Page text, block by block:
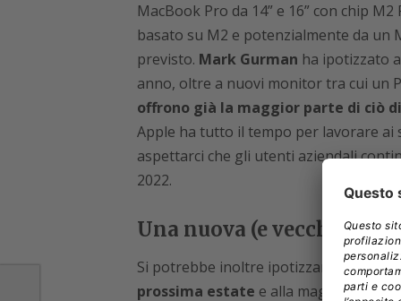
MacBook Pro da 14” e 16” con chip
basato su M2 e potenzialmente da
previsto. Mark Gurman ha ipotizzato
anno, oltre a nuovi monitor tra cui un
offrono già la maggior parte di ciò
Apple ha tutto il tempo per lavorare ai
aspettarci che gli utenti aziendali
2022.
Una nuova (e vecchia)
Si potrebbe inoltre ipotizzare che
prossima estate e alla maggior